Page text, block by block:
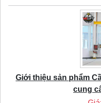
Giới thiệu sản phẩm
cung